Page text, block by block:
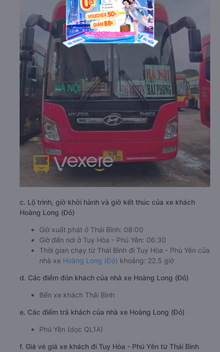
c. Lộ trình, giờ khởi hành và giờ kết thúc của xe khách
Hoàng Long (Đỏ)
Giờ xuất phát ở Thái Bình: 08:00
Giờ đến nơi ở Tuy Hòa - Phú Yên: 06:30
Thời gian chạy từ Thái Bình đi Tuy Hòa - Phú Yên của
nhà xe Hoàng Long (Đỏ) khoảng: 22.5 giờ
d. Các điểm đón khách của nhà xe Hoàng Long (Đỏ)
Bến xe khách Thái Bình
e. Các điểm trả khách của nhà xe Hoàng Long (Đỏ)
Phú Yên (dọc QL1A)
f. Giá vé giá xe khách đi Tuy Hòa - Phú Yên từ Thái Bình